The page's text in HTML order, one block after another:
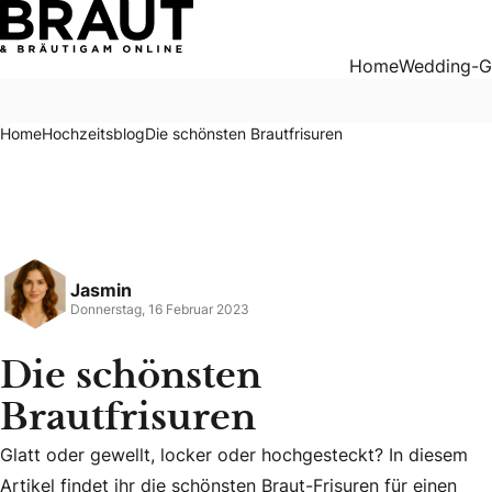
HomeWedding-
HomeHochzeitsblogDie schönsten Brautfrisuren
Jasmin
Donnerstag, 16 Februar 2023
Die schönsten
Brautfrisuren
Glatt oder gewellt, locker oder hochgesteckt? In diesem
Glatt oder gewellt, locker oder hochgesteckt? In diesem
Artikel findet ihr die schönsten Braut-Frisuren für einen